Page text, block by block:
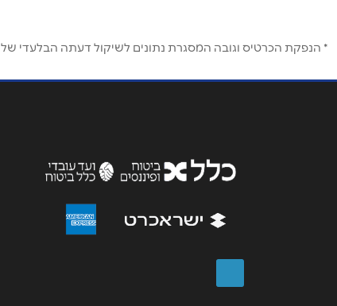
* הנפקת הכרטיס וגובה המסגרת נתונים לשיקול דעתה הבלעדי של